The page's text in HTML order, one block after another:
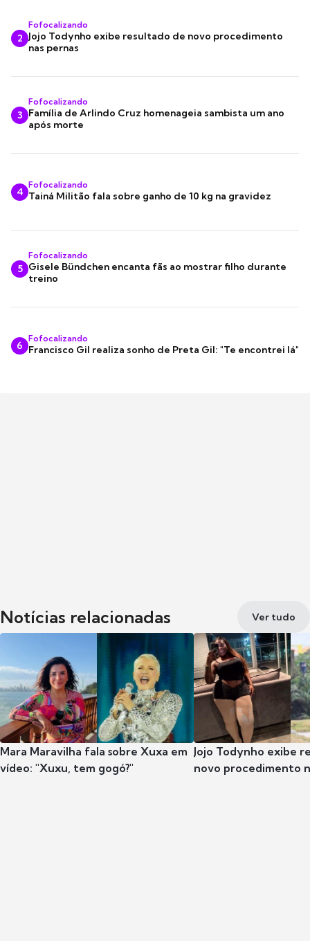
2
Fofocalizando
Jojo Todynho exibe resultado de novo procedimento
nas pernas
3
Fofocalizando
Família de Arlindo Cruz homenageia sambista um ano
após morte
4
Fofocalizando
Tainá Militão fala sobre ganho de 10 kg na gravidez
5
Fofocalizando
Gisele Bündchen encanta fãs ao mostrar filho durante
treino
6
Fofocalizando
Francisco Gil realiza sonho de Preta Gil: "Te encontrei lá"
Notícias relacionadas Ver tudo
Mara Maravilha fala sobre Xuxa em
vídeo: "Xuxu, tem gogó?"
Jojo Todynho exibe
novo procedimento